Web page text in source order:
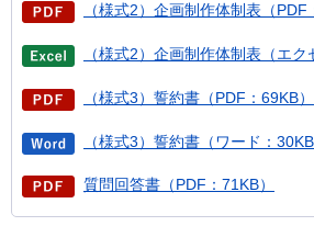
（様式2）企画制作体制表（PDF
（様式2）企画制作体制表（エク
（様式3）誓約書（PDF：69KB）
（様式3）誓約書（ワード：30KB
質問回答書（PDF：71KB）